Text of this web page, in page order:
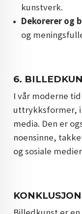
kunstverk.
Dekorerer og
og
6.
I vår moderne
uttrykksformer,
media. Den er
noensinne,
og sosiale
KONKLUSJON